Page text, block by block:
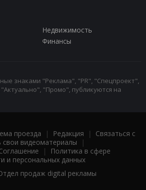
Недвижимость
Финансы
знаками "Реклама", "PR", "Спецпроект",
"Промо", публикуются на
проезда | Редакция | Связаться с
свои видеоматериалы |
|
Политика в сфере
и персональных данных
продаж digital рекламы